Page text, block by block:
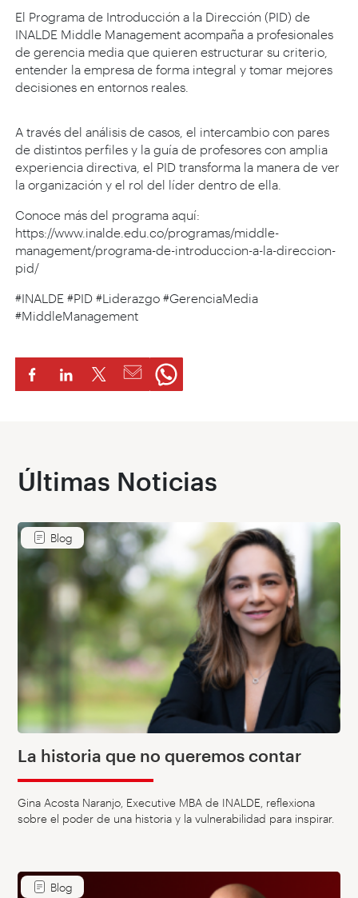
El Programa de Introducción a la Dirección (PID) de
INALDE Middle Management acompaña a profesionales
de gerencia media que quieren estructurar su criterio,
entender la empresa de forma integral y tomar mejores
decisiones en entornos reales.
A través del análisis de casos, el intercambio con pares
de distintos perfiles y la guía de profesores con amplia
experiencia directiva, el PID transforma la manera de ver
la organización y el rol del líder dentro de ella.
Conoce más del programa aquí:
https://www.inalde.edu.co/programas/middle-
management/programa-de-introduccion-a-la-direccion-
pid/
#INALDE #PID #Liderazgo #GerenciaMedia
#MiddleManagement
Últimas Noticias
Blog
La historia que no queremos contar
Gina Acosta Naranjo, Executive MBA de INALDE, reflexiona
sobre el poder de una historia y la vulnerabilidad para inspirar.
Blog